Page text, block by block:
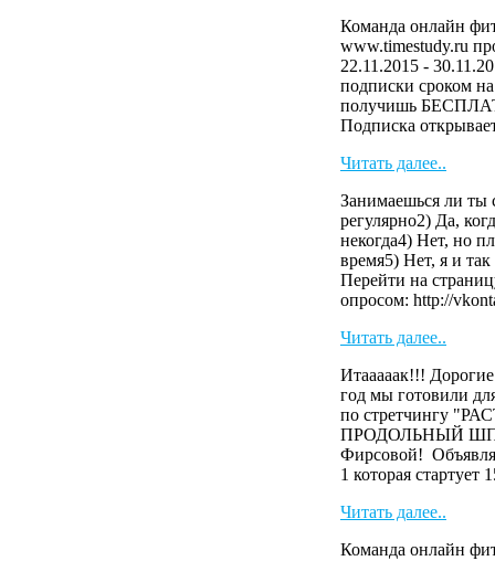
Команда онлайн
www.timestudy.ru
22.11.2015 -
подписки сроком
получишь
Подписка
Читать далее..
Занимаешься ли ты
регулярно2) Да,
некогда4) Нет, но
время5) Нет, я и
Перейти на
опросом: http://
Читать далее..
Итааааак!!!
год мы готовили
по стретчингу
ПРОДОЛЬНЫЙ
Фирсовой!
1 которая стартует
Читать далее..
Команда онлайн